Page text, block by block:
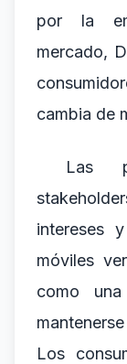
por la
mercado,
cambia de
Las
intereses
móviles
como
Los